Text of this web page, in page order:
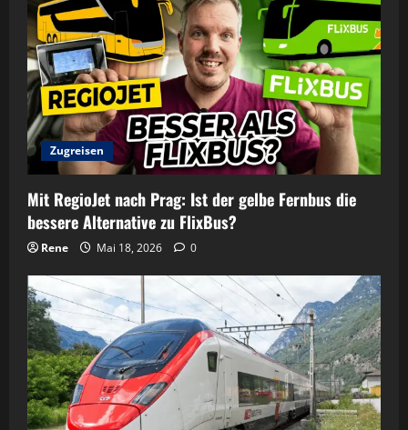
Zugreisen
Mit RegioJet nach Prag: Ist der gelbe Fernbus die
bessere Alternative zu FlixBus?
Rene Mai 18, 2026 0